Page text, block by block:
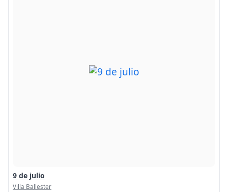
9 de julio
Villa Ballester